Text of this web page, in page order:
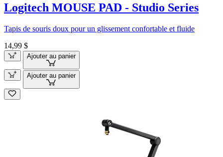
Logitech MOUSE PAD - Studio Series
Tapis de souris doux pour un glissement confortable et fluide
14,99 $
Ajouter au panier
Ajouter au panier